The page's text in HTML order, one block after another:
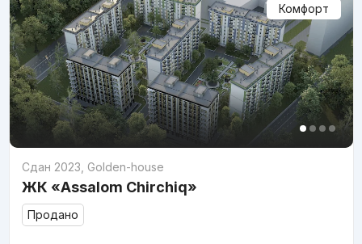
Комфорт
Сдан 2023 Golden-house
ЖК «Assalom Chirchiq»
Продано